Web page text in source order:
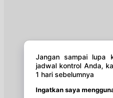
Selasa, 01/09/2026
Jam 14:00 - 15:00
Jam 15:00 - 16:00